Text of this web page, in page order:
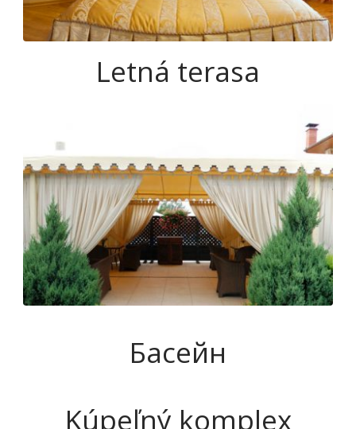
Letná terasa
Басейн
Kúpeľný komplex